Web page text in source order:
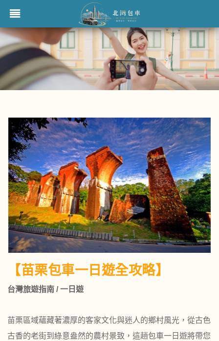
【苗栗包車一日遊全攻略】
台灣旅遊指南 / 一日遊
苗栗區域蘊藏著濃厚的客家文化與迷人的鄉村風光，從古色
古香的老街到綠意盎然的農村景致，這趟包車一日遊將帶您